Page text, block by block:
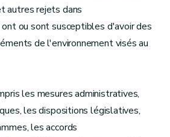
autres rejets dans
ou sont susceptibles d'avoir des
de l'environnement visés au
les mesures administratives,
les dispositions législatives,
les accords